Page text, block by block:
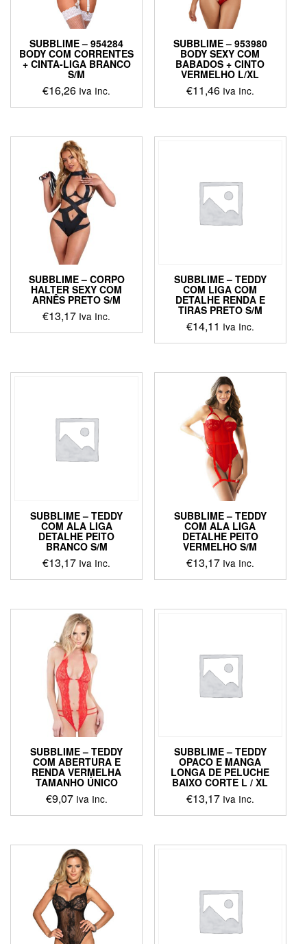
SUBBLIME – 954284
BODY COM CORRENTES
+ CINTA-LIGA BRANCO
S/M
€16,26 Iva Inc.
SUBBLIME – 953980
BODY SEXY COM
BABADOS + CINTO
VERMELHO L/XL
€11,46 Iva Inc.
SUBBLIME – CORPO
HALTER SEXY COM
ARNÊS PRETO S/M
€13,17 Iva Inc.
This
multiple
options
may
be
chosen
page
SUBBLIME – TEDDY
COM LIGA COM
DETALHE RENDA E
TIRAS PRETO S/M
€14,11 Iva Inc.
This
has
multiple
variants.
The
options
may
chosen
on
the
product
page
SUBBLIME – TEDDY
COM ALA LIGA
DETALHE PEITO
BRANCO S/M
€13,17 Iva Inc.
SUBBLIME – TEDDY
COM ALA LIGA
DETALHE PEITO
VERMELHO S/M
€13,17 Iva Inc.
This
has
options
may
product
page
SUBBLIME – TEDDY
COM ABERTURA E
RENDA VERMELHA
TAMANHO ÚNICO
€9,07 Iva Inc.
SUBBLIME – TEDDY
OPACO E MANGA
LONGA DE PELUCHE
BAIXO CORTE L / XL
€13,17 Iva Inc.